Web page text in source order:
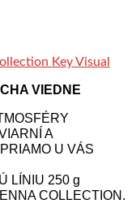
VIEDNE
A
U VÁS
LÍNIU 250 g
COLLECTION.